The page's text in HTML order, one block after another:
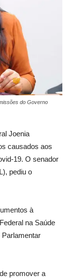
do Governo
Joenia
causados aos
19. O senador
pediu o
à
na Saúde
Parlamentar
promover a